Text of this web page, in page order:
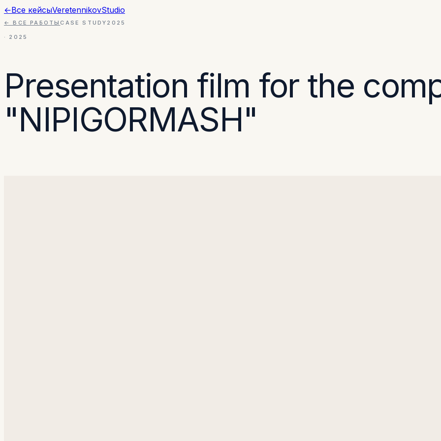
←Все кейсыVeretennikovStudio
← ВСЕ РАБОТЫ CASE STUDY 2025
· 2025
Presentation film for the
"NIPIGORMASH"